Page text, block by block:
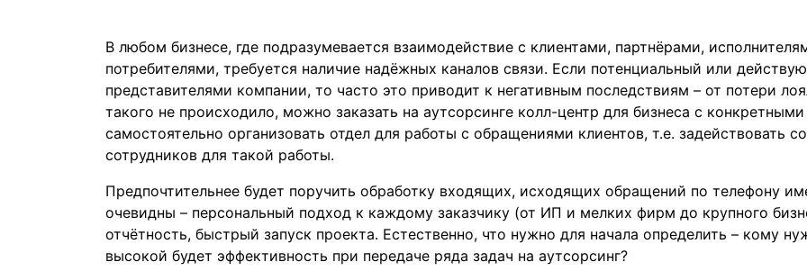
В любом бизнесе, где подразумевается взаимодействие с клиентами, партнёрами,
потребителями, требуется наличие надёжных каналов связи. Если потенциальный или
представителями компании, то часто это приводит к негативным последствиям – от потери
такого не происходило, можно заказать на аутсорсинге колл-центр для бизнеса с
самостоятельно организовать отдел для работы с обращениями клиентов, т.е. задействовать
сотрудников для такой работы.
Предпочтительнее будет поручить обработку входящих, исходящих обращений по телефону
очевидны – персональный подход к каждому заказчику (от ИП и мелких фирм до крупного
отчётность, быстрый запуск проекта. Естественно, что нужно для начала определить – кому
высокой будет эффективность при передаче ряда задач на аутсорсинг?